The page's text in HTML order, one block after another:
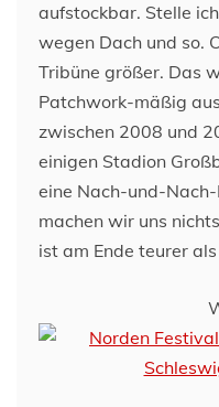
aufstockbar. Stelle
wegen Dach und so.
Tribüne größer. Das
Patchwork-mäßig
zwischen 2008 und
einigen Stadion
eine Nach-und-
machen wir uns
ist am Ende teurer